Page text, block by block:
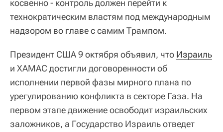
косвенно - контроль должен перейти к
технократическим властям под международным
надзором во главе с самим Трампом.
Президент США 9 октября объявил, что Израиль
и ХАМАС достигли договоренности об
исполнении первой фазы мирного плана по
урегулированию конфликта в секторе Газа. На
первом этапе движение освободит израильских
заложников, а Государство Израиль отведет